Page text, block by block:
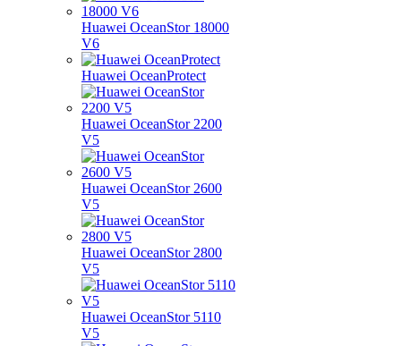
Huawei OceanStor 18000
V6
Huawei OceanProtect
Huawei OceanStor 2200
V5
Huawei OceanStor 2600
V5
Huawei OceanStor 2800
V5
Huawei OceanStor 5110
V5